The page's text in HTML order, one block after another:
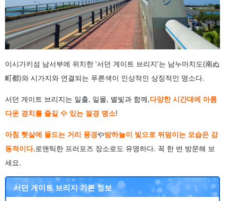
이시가키섬 남서부에 위치한 '서던 게이트 브리지'는 남누마치도(南ぬ
町都)와 시가지와 연결되는 푸른색이 인상적인 상징적인 명소다.
서던 게이트 브리지는 일출, 일몰, 별빛과 함께,다양한 시간대에 아름
다운 경치를 즐길 수 있는 절경 명소!
아침 햇살에 물드는 거리 풍경や밤하늘이 빛으로 뒤덮이는 모습은 감
동적이다.로맨틱한 프러포즈 장소로도 유명하다. 꼭 한 번 방문해 보
세요.
서던 게이트 브리지 기본 정보